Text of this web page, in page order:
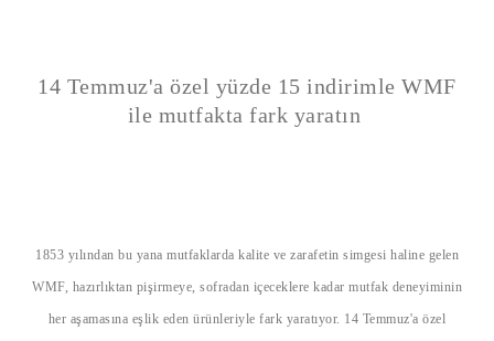
14 Temmuz'a özel yüzde 15 indirimle WMF
ile mutfakta fark yaratın
1853 yılından bu yana mutfaklarda kalite ve zarafetin simgesi haline gelen
WMF, hazırlıktan pişirmeye, sofradan içeceklere kadar mutfak deneyiminin
her aşamasına eşlik eden ürünleriyle fark yaratıyor. 14 Temmuz'a özel